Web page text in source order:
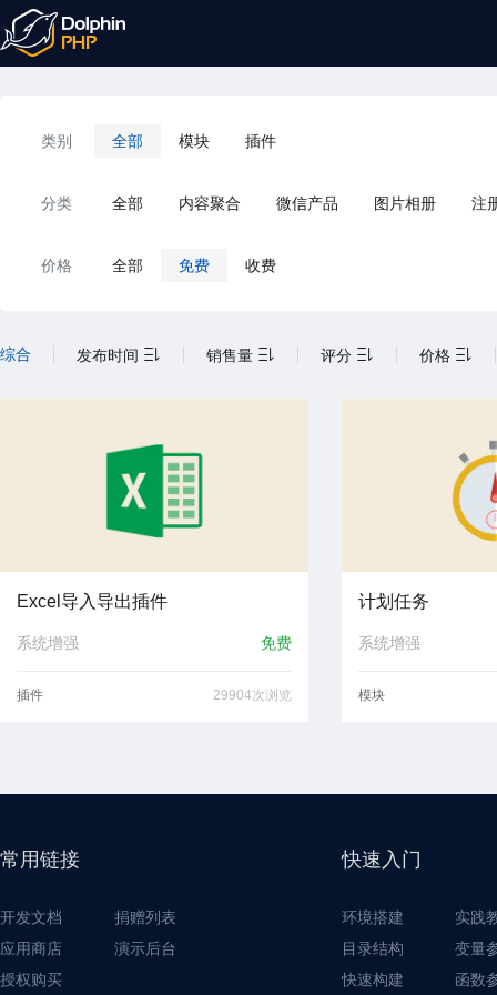
类别 全部 模块 插件
分类 全部 内容聚合 微信产品 图片相册 注
价格 全部 免费 收费
综合 发布时间 销售量 评分 价格
Excel导入导出插件
免费
系统增强
插件 29904次浏览
计划任务
系统增强
模块
常用链接
开发文档
捐赠列表
应用商店
演示后台
授权购买
快速入门
环境搭建
实践
目录结构
变量
快速构建
函数